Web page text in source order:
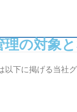
理の対象
以下に掲げる当社